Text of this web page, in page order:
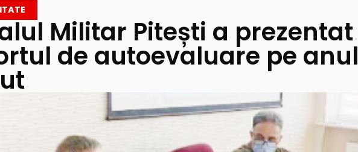
Militar Pitești a prezentat
de autoevaluare pe anul